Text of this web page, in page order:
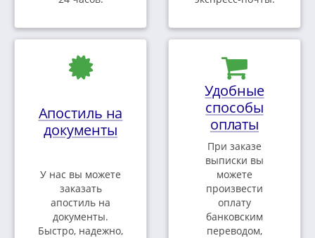
Апостиль на
документы
У нас вы можете
заказать
апостиль на
документы.
Быстро, надежно,
Удобные
способы
оплаты
При заказе
выписки вы
можете
произвести
оплату
банковским
переводом,